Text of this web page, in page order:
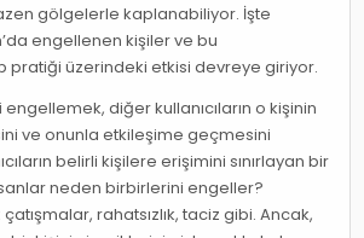
gölgelerle kaplanabiliyor. İşte
engellenen kişiler ve bu
pratiği üzerindeki etkisi devreye giriyor.
diğer kullanıcıların o kişinin
ve onunla etkileşime geçmesini
belirli kişilere erişimini sınırlayan bir
neden birbirlerini engeller?
rahatsızlık, taciz gibi. Ancak,